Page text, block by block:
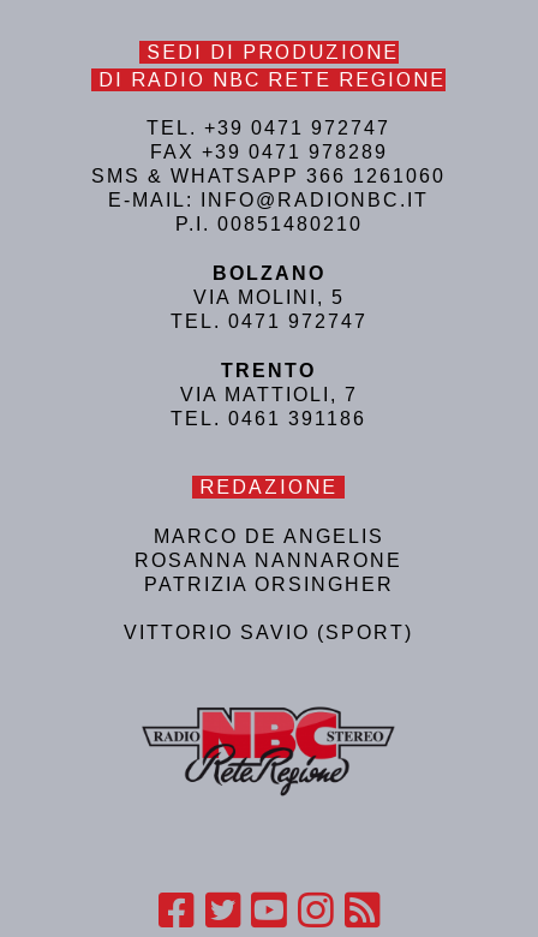
SEDI DI PRODUZIONE
DI RADIO NBC RETE REGIONE
TEL. +39 0471 972747
FAX +39 0471 978289
SMS & WHATSAPP 366 1261060
E-MAIL: INFO@RADIONBC.IT
P.I. 00851480210
BOLZANO
VIA MOLINI, 5
TEL. 0471 972747
TRENTO
VIA MATTIOLI, 7
TEL. 0461 391186
REDAZIONE
MARCO DE ANGELIS
ROSANNA NANNARONE
PATRIZIA ORSINGHER
VITTORIO SAVIO (SPORT)